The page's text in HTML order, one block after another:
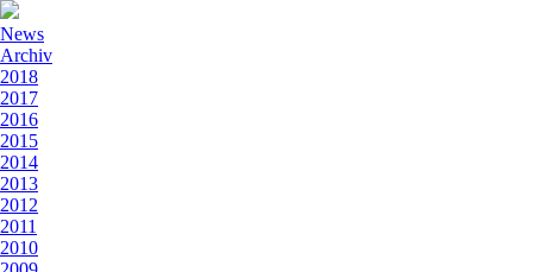
News
Archiv
2018
2017
2016
2015
2014
2013
2012
2011
2010